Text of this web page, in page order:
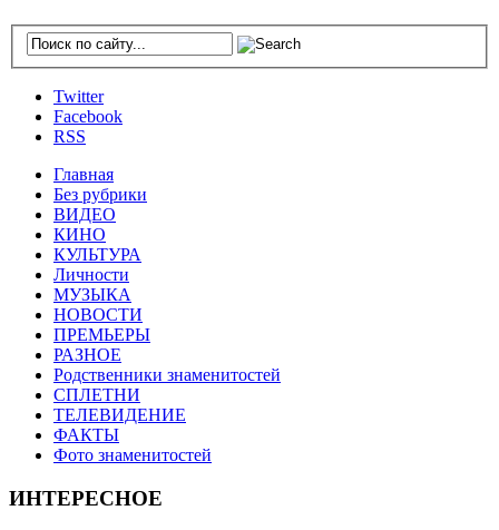
Twitter
Facebook
RSS
Главная
Без рубрики
ВИДЕО
КИНО
КУЛЬТУРА
Личности
МУЗЫКА
НОВОСТИ
ПРЕМЬЕРЫ
РАЗНОЕ
Родственники знаменитостей
СПЛЕТНИ
ТЕЛЕВИДЕНИЕ
ФАКТЫ
Фото знаменитостей
ИНТЕРЕСНОЕ